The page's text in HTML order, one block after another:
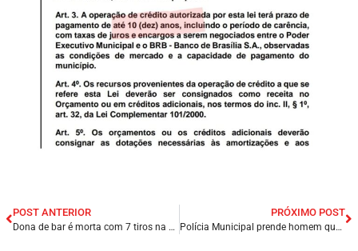
POST ANTERIOR
Dona de bar é morta com 7 tiros na capital Teresina/PI; O sexto homicídio nas últimas 24h.
PRÓXIMO POST
Polícia Municipal prende homem que matou a própria irmã em Presidente Dutra/MA.